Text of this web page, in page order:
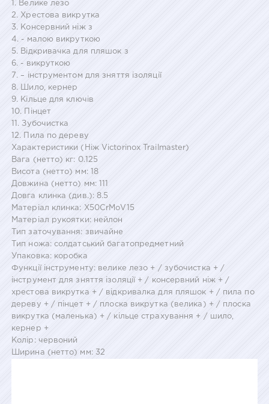
1. Велике лезо
2. Хрестова викрутка
3. Консервний ніж з
4. - малою викруткою
5. Відкривачка для пляшок з
6. - викруткою
7. – інструментом для зняття ізоляції
8. Шило, кернер
9. Кільце для ключів
10. Пінцет
11. Зубочистка
12. Пила по дереву
Характеристики (Ніж Victorinox Trailmaster)
Вага (нетто) кг: 0.125
Висота (нетто) мм: 18
Довжина (нетто) мм: 111
Довга клинка (див.): 8.5
Матеріал клинка: X50CrMoV15
Матеріал рукоятки: нейлон
Тип заточування: звичайне
Тип ножа: солдатський багатопредметний
Упаковка: коробка
Функції інструменту: велике лезо + / зубочистка + /
інструмент для зняття ізоляції + / консервний ніж + /
хрестова викрутка + / відкривалка для пляшок + / пила по
дереву + / пінцет + / плоска викрутка (велика) + / плоска
викрутка (маленька) + / кільце страхування + / шило,
кернер +
Колір: червоний
Ширина (нетто) мм: 32